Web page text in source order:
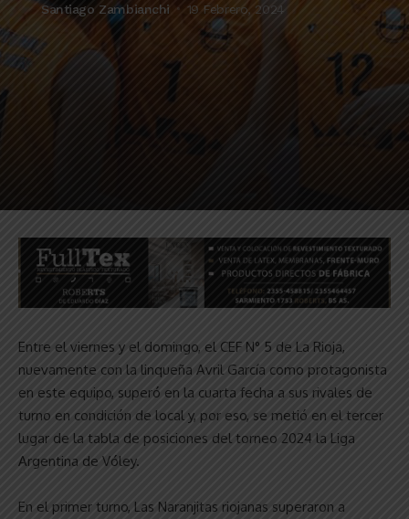
Santiago Zambianchi 19 Febrero, 2024
Entre el viernes y el domingo, el CEF N° 5 de La Rioja,
nuevamente con la linqueña Avril García como protagonista
en este equipo, superó en la cuarta fecha a sus rivales de
turno en condición de local y, por eso, se metió en el tercer
lugar de la tabla de posiciones del torneo 2024 la Liga
Argentina de Vóley.
En el primer turno, Las Naranjitas riojanas superaron a